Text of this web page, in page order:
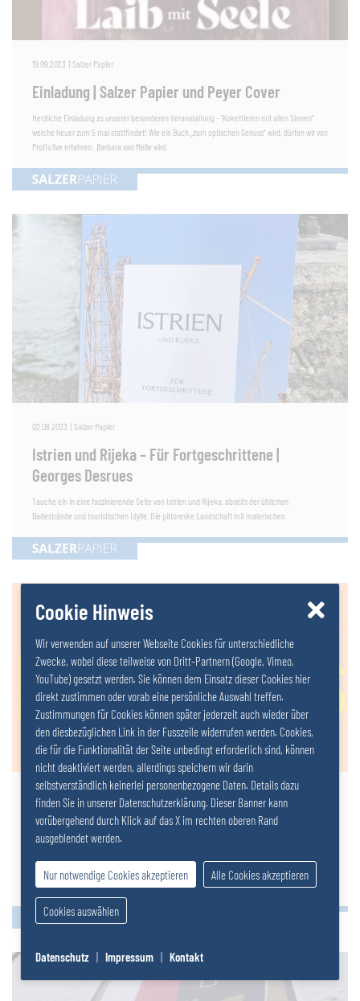
19.09.2023 | Salzer Papier
Einladung | Salzer Papier und Peyer Cover
Herzliche Einladung zu unserer besonderen Veranstaltung - "Kokettieren mit allen Sinnen"
welche heuer zum 5 mal stattfindet! Wie ein Buch „zum optischen Genuss“ wird, dürfen wir von
Profis live erfahren: Barbara van Melle wird
02.08.2023 | Salzer Papier
Istrien und Rijeka – Für Fortgeschrittene |
Georges Desrues
Tauche ein in eine faszinierende Seite von Istrien und Rijeka, abseits der üblichen
Badestrände und touristischen Idylle. Die pittoreske Landschaft mit malerischen
Alkoholfreie Drinks | Eva Derndorfer und
Elisabeth Fischer
Sie lieben beliebte Klassiker wie den Gin Basil Smash oder den Aperol Spritz, möchten aber auf
Alkohol verzichten? Dann ist dieses
Cookie Hinweis
Wir verwenden auf unserer Webseite Cookies für unterschiedliche
Zwecke, wobei diese teilweise von Dritt-Partnern (Google, Vimeo,
YouTube) gesetzt werden. Sie können dem Einsatz dieser Cookies hier
direkt zustimmen oder vorab eine persönliche Auswahl treffen.
Zustimmungen für Cookies können später jederzeit auch wieder über
den diesbezüglichen Link in der Fusszeile widerrufen werden. Cookies,
die für die Funktionalität der Seite unbedingt erforderlich sind, können
nicht deaktiviert werden, allerdings speichern wir darin
selbstverständlich keinerlei personenbezogene Daten. Details dazu
finden Sie in unserer Datenschutzerklärung. Dieser Banner kann
vorübergehend durch Klick auf das X im rechten oberen Rand
ausgeblendet werden.
Nur notwendige Cookies akzeptieren Alle Cookies akzeptieren
Cookies auswählen
Datenschutz | Impressum | Kontakt